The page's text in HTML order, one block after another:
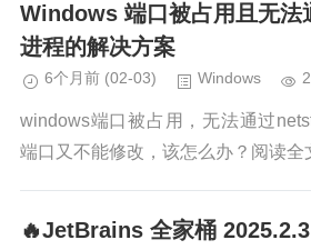
Windows 端口被占用且无法
进程的解决方案
6个月前 (02-03) Windows
windows端口被占用，无法通过
端口又不能修改，该怎么办？阅读全
🔥JetBrains 全家桶